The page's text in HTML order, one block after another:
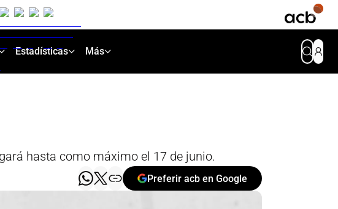
Estadísticas Más
hasta como máximo el 17 de junio.
Preferir acb en Google